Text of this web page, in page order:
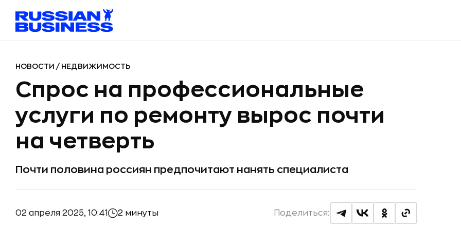
НОВОСТИ / НЕДВИЖИМОСТЬ
Спрос на профессиональные
услуги по ремонту вырос почти
на четверть
Почти половина россиян предпочитают нанять специалиста
02 апреля 2025, 10:41 2 минуты Поделиться: